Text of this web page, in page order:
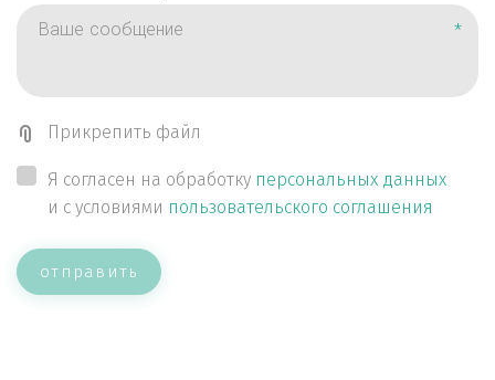
*
Прикрепить файл
Я согласен на обработку персональных данных
и с условиями пользовательского соглашения
отправить